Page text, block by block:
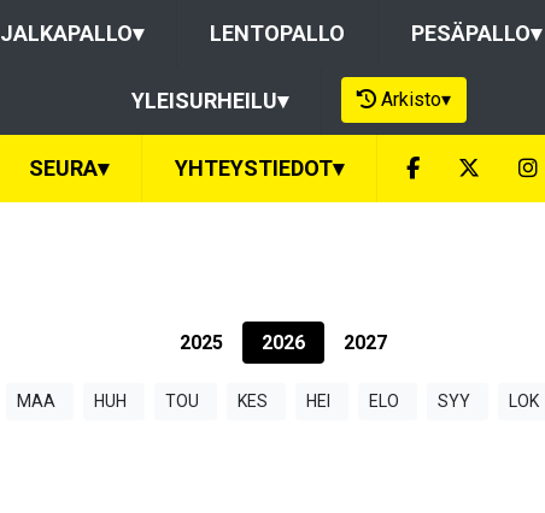
JALKAPALLO▾ LENTOPALLO PESÄPALLO▾
YLEISURHEILU▾ Arkisto▾
SEURA▾ YHTEYSTIEDOT▾
2025 2026 2027
MAA HUH TOU KES HEI ELO SYY LOK